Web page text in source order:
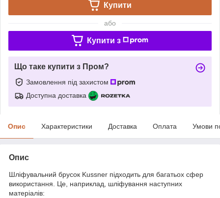
Купити
або
Купити з
Що таке купити з Пром?
Замовлення під захистом
Доступна доставка
Опис Характеристики Доставка Оплата Умови
Опис
Шліфувальний брусок Kussner підходить для багатьох сфер
використання. Це, наприклад, шліфування наступних
матеріалів: